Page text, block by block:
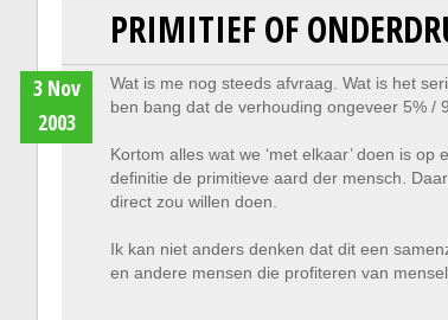
PRIMITIEF OF
3 Nov
2003
Wat is me nog steeds afvraag. Wat is het
ben bang dat de verhouding ongeveer 5% /
Kortom alles wat we ‘met elkaar’ doen is
definitie de primitieve aard der mensch.
direct zou willen doen.
Ik kan niet anders denken dat dit een
en andere mensen die profiteren van